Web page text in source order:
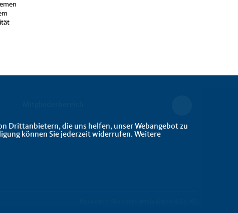
Drittanbietern, die uns helfen, unser Webangebot zu
können Sie jederzeit widerrufen. Weitere